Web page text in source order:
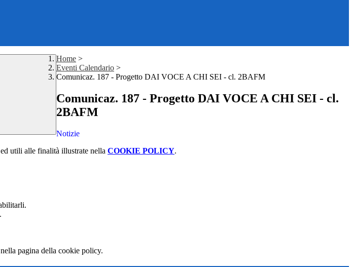
Home >
Eventi Calendario >
Comunicaz. 187 - Progetto DAI VOCE A CHI SEI - cl. 2BAFM
Comunicaz. 187 - Progetto DAI VOCE A CHI SEI - cl.
2BAFM
Notizie
utili alle finalità illustrate nella COOKIE POLICY.
.
pagina della cookie policy.